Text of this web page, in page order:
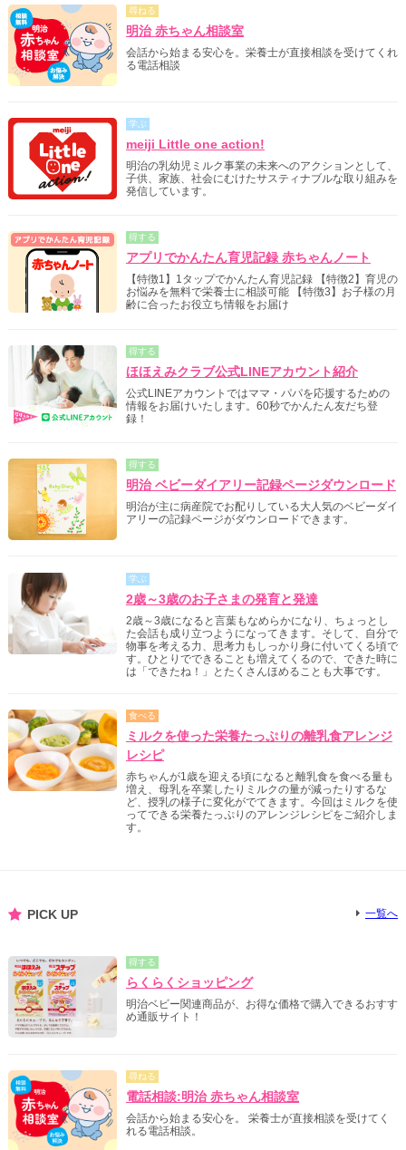
尋ねる
明治 赤ちゃん相談室
会話から始まる安心を。栄養士が直接相談を受けてくれ
る電話相談
学ぶ
meiji Little one action!
明治の乳幼児ミルク事業の未来へのアクションとして、
子供、家族、社会にむけたサスティナブルな取り組みを
発信しています。
得する
アプリでかんたん育児記録 赤ちゃんノート
【特徴1】1タップでかんたん育児記録 【特徴2】育児の
お悩みを無料で栄養士に相談可能 【特徴3】お子様の月
齢に合ったお役立ち情報をお届け
得する
ほほえみクラブ公式LINEアカウント紹介
公式LINEアカウントではママ・パパを応援するための
情報をお届けいたします。60秒でかんたん友だち登
録！
得する
明治 ベビーダイアリー記録ページダウンロード
明治が主に病産院でお配りしている大人気のベビーダイ
アリーの記録ページがダウンロードできます。
学ぶ
2歳～3歳のお子さまの発育と発達
2歳～3歳になると言葉もなめらかになり、ちょっとし
た会話も成り立つようになってきます。そして、自分で
物事を考える力、思考力もしっかり身に付いてくる頃で
す。ひとりでできることも増えてくるので、できた時に
は「できたね！」とたくさんほめることも大事です。
食べる
ミルクを使った栄養たっぷりの離乳食アレンジ
レシピ
赤ちゃんが1歳を迎える頃になると離乳食を食べる量も
増え、母乳を卒業したりミルクの量が減ったりするな
ど、授乳の様子に変化がでてきます。今回はミルクを使
ってできる栄養たっぷりのアレンジレシピをご紹介しま
す。
PICK UP 一覧へ
得する
らくらくショッピング
明治ベビー関連商品が、お得な価格で購入できるおすす
め通販サイト！
尋ねる
電話相談:明治 赤ちゃん相談室
会話から始まる安心を。 栄養士が直接相談を受けてく
れる電話相談。